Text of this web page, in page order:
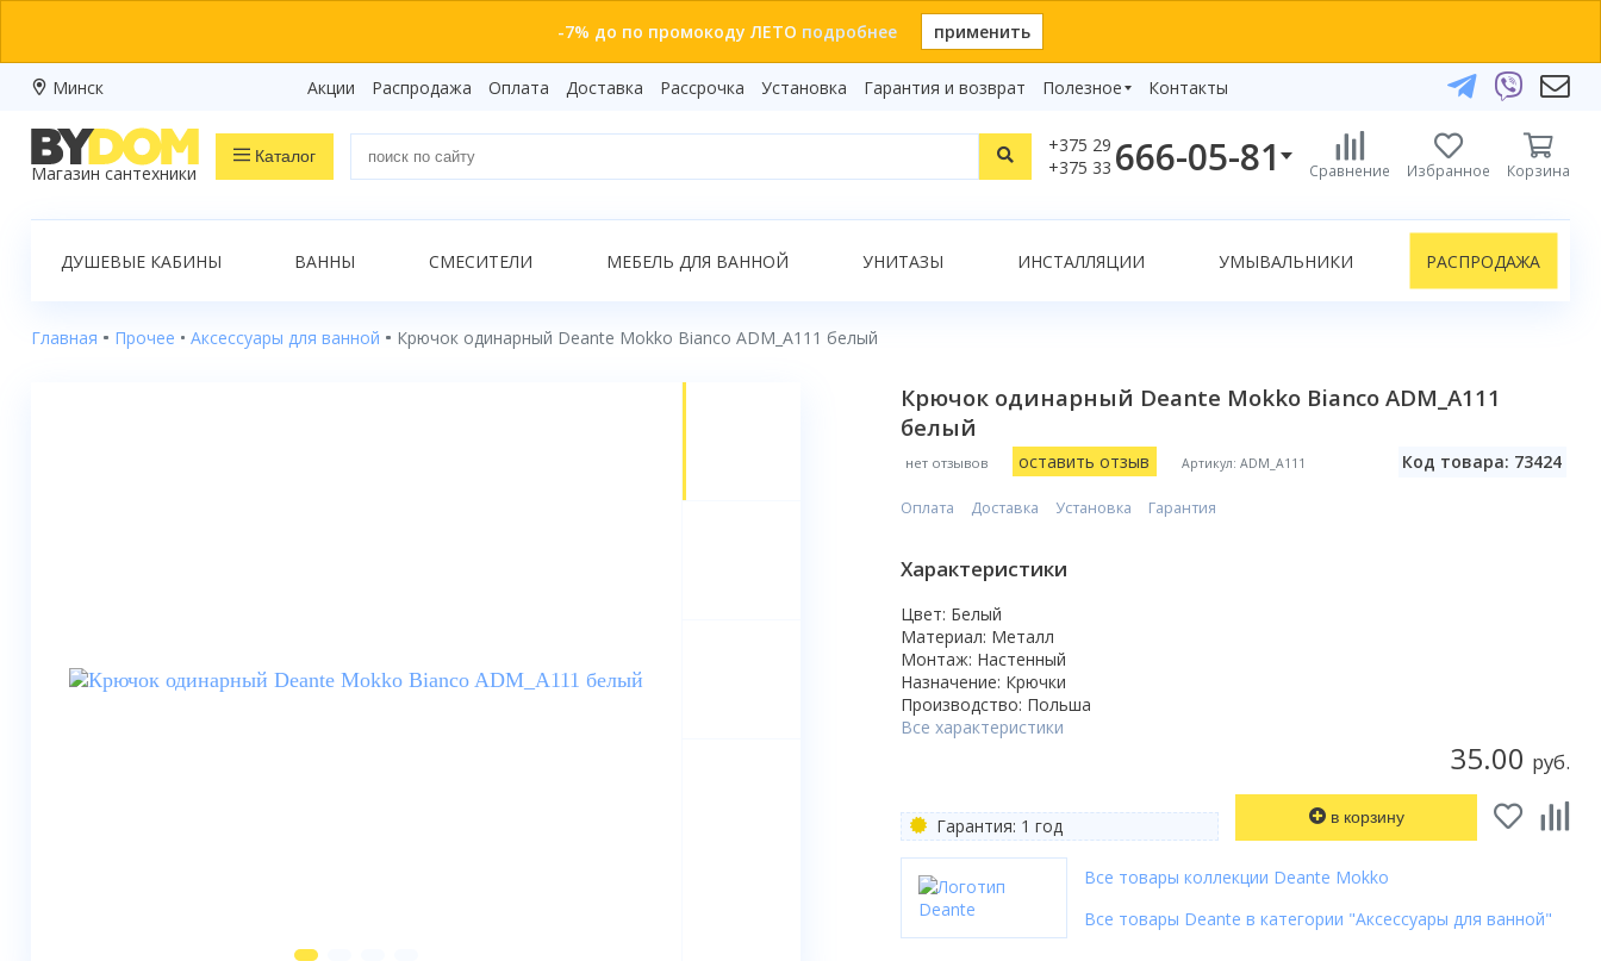
-7% до по промокоду ЛЕТО подробнее применить
Минск Акции Распродажа Оплата Доставка Рассрочка Установка Гарантия и возврат
Полезное
Видеообзоры
Бренды
Контакты
Магазин сантехники
Каталог
+375 29
+375 33 666-05-81
+375 29 666-05-81
+375 17 243-24-29
Telegram
info@bydom.by
Сравнение Избранное Корзина
Показать все результаты
Распродажа
Ванны
ДУШЕВЫЕ КАБИНЫ ВАННЫ СМЕСИТЕЛИ МЕБЕЛЬ ДЛЯ ВАННОЙ УНИТАЗЫ ИНСТАЛЛЯЦИИ УМЫВАЛЬНИКИ РАСПРОДАЖА
Главная Прочее Аксессуары для ванной Крючок одинарный Deante Mokko Bianco ADM_A111 белый
Крючок одинарный Deante Mokko Bianco ADM_A111
белый
нет отзывов оставить отзыв Артикул: ADM_A111 Код товара: 73424
35.00 руб.
в корзину
Оплата Доставка Установка Гарантия
Характеристики
Цвет: Белый
Материал: Металл
Монтаж: Настенный
Назначение: Крючки
Производство: Польша
Все характеристики
Гарантия: 1 год
Все товары коллекции Deante Mokko
Все товары Deante в категории "Аксессуары для ванной"